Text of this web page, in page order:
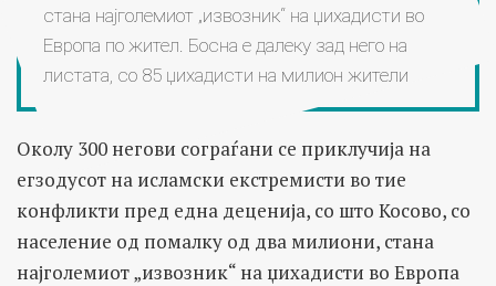
стана најголемиот „извозник“ на џихадисти во
Европа по жител. Босна е далеку зад него на
листата, со 85 џихадисти на милион жители
Околу 300 негови сограѓани се приклучија на
егзодусот на исламски екстремисти во тие
конфликти пред една деценија, со што Косово, со
население од помалку од два милиони, стана
најголемиот „извозник“ на џихадисти во Европа